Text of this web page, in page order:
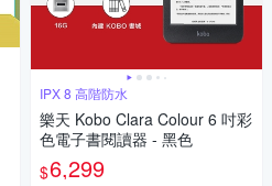
IPX 8 高階防水
樂天 Kobo Clara Colour 6 吋彩
色電子書閱讀器 - 黑色
$6,299